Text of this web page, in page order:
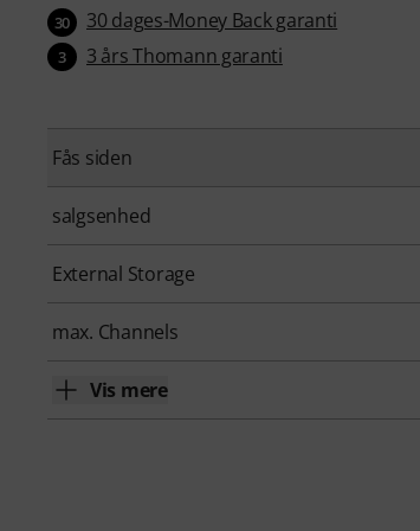
30 30 dages-Money Back garanti
3 3 års Thomann garanti
Fås siden
salgsenhed
External Storage
max. Channels
Vis mere